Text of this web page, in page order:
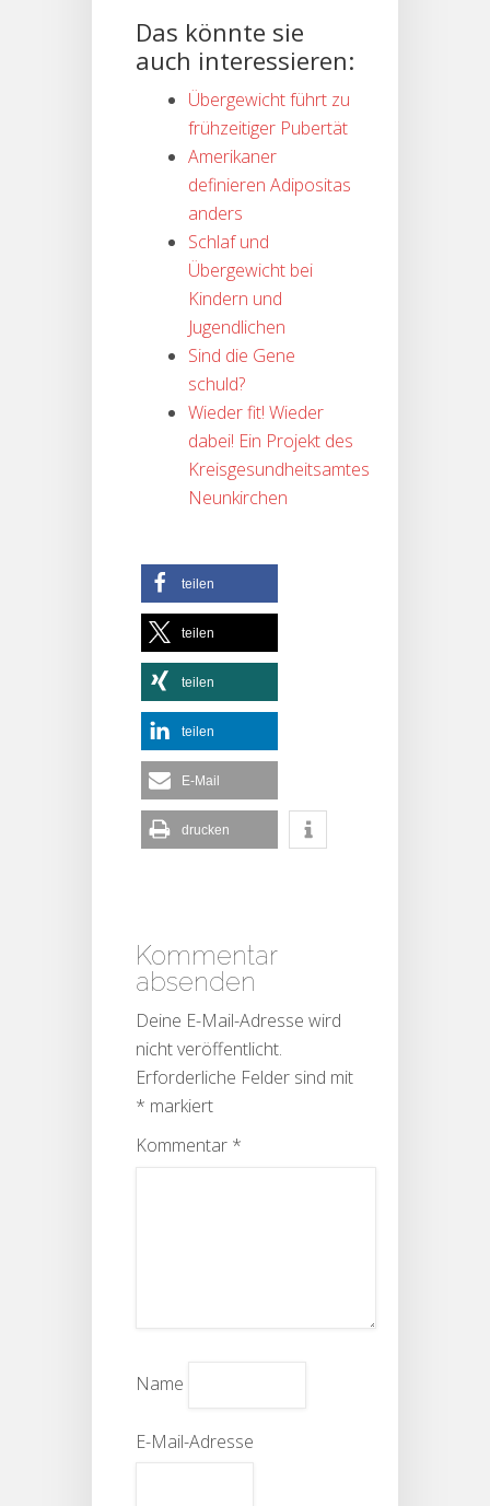
Das könnte sie
auch interessieren:
Übergewicht führt zu
frühzeitiger Pubertät
Amerikaner
definieren Adipositas
anders
Schlaf und
Übergewicht bei
Kindern und
Jugendlichen
Sind die Gene
schuld?
Wieder fit! Wieder
dabei! Ein Projekt des
Kreisgesundheitsamtes
Neunkirchen
teilen
teilen
teilen
teilen
E-Mail
drucken
Kommentar
absenden
Deine E-Mail-Adresse wird
nicht veröffentlicht.
Erforderliche Felder sind mit
* markiert
Kommentar *
Name
E-Mail-Adresse